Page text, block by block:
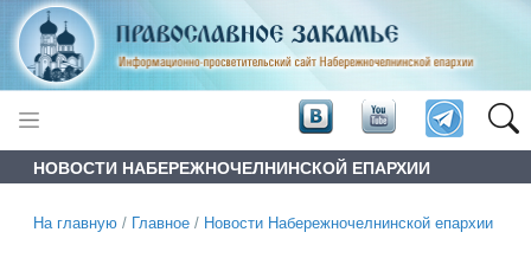
НОВОСТИ НАБЕРЕЖНОЧЕЛНИНСКОЙ ЕПАРХИИ
На главную / Главное / Новости Набережночелнинской епархии